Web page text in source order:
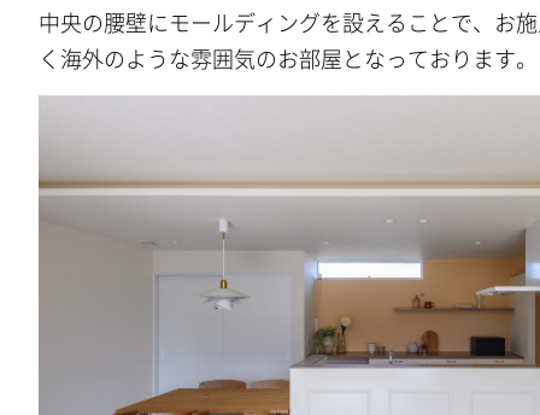
中央の腰壁にモールディングを設えることで、お
く海外のような雰囲気のお部屋となっております。